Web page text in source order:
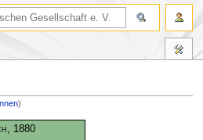
)
, 1880